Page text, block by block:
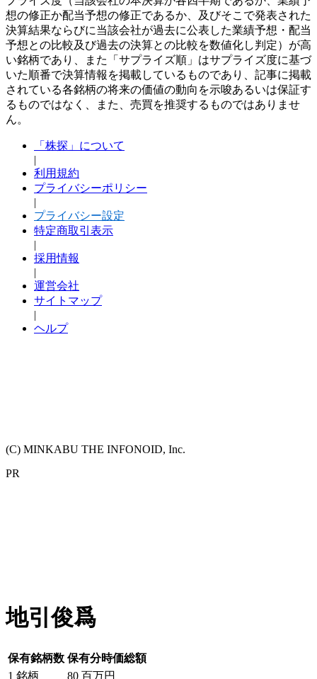
想の修正か配当予想の修正であるか、及びそこで発表された
決算結果ならびに当該会社が過去に公表した業績予想・配当
予想との比較及び過去の決算との比較を数値化し判定）が高
い銘柄であり、また「サプライズ順」はサプライズ度に基づ
いた順番で決算情報を掲載しているものであり、記事に掲載
されている各銘柄の将来の価値の動向を示唆あるいは保証す
るものではなく、また、売買を推奨するものではありませ
ん。
「株探」について
|
利用規約
プライバシーポリシー
|
プライバシー設定
特定商取引表示
|
採用情報
|
運営会社
サイトマップ
|
ヘルプ
(C) MINKABU THE INFONOID, Inc.
PR
地引俊爲
保有銘柄数 保有分時価総額
1 銘柄 80 百万円